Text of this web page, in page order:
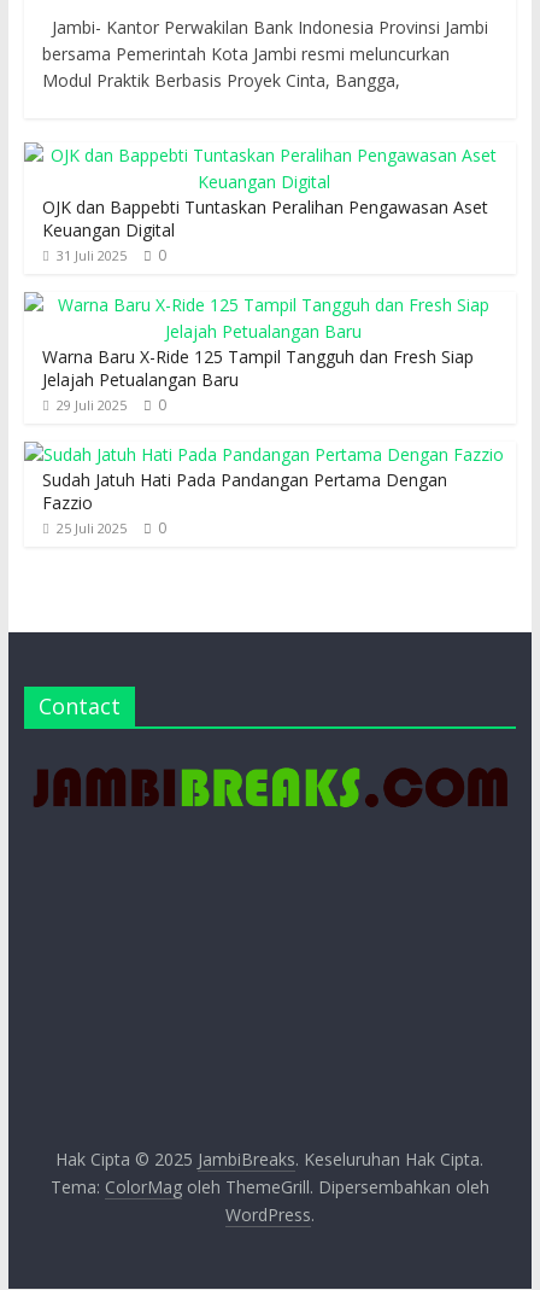
Jambi- Kantor Perwakilan Bank Indonesia Provinsi Jambi
bersama Pemerintah Kota Jambi resmi meluncurkan
Modul Praktik Berbasis Proyek Cinta, Bangga,
OJK dan Bappebti Tuntaskan Peralihan Pengawasan Aset
Keuangan Digital
31 Juli 2025 0
Warna Baru X-Ride 125 Tampil Tangguh dan Fresh Siap
Jelajah Petualangan Baru
29 Juli 2025 0
Sudah Jatuh Hati Pada Pandangan Pertama Dengan
Fazzio
25 Juli 2025 0
Contact
Hak Cipta © 2025 JambiBreaks. Keseluruhan Hak Cipta.
Tema: ColorMagoleh ThemeGrill. Dipersembahkan oleh
WordPress.